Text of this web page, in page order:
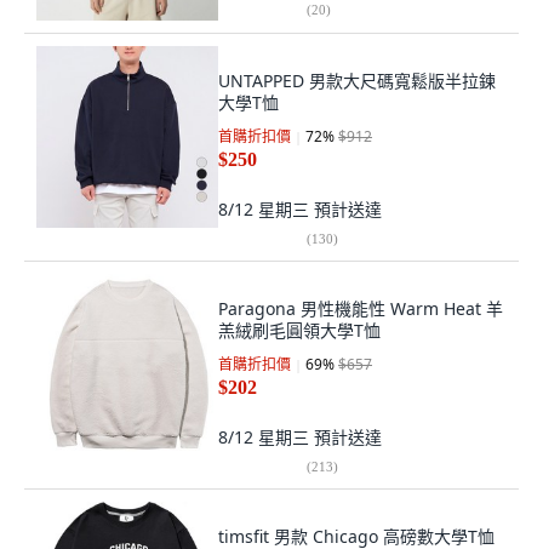
(20)
UNTAPPED 男款大尺碼寬鬆版半拉鍊
大學T恤
首購折扣價 72%$912
$250
8/12 星期三 預計送達
(130)
Paragona 男性機能性 Warm Heat 羊
羔絨刷毛圓領大學T恤
首購折扣價 69%$657
$202
8/12 星期三 預計送達
(213)
timsfit 男款 Chicago 高磅數大學T恤